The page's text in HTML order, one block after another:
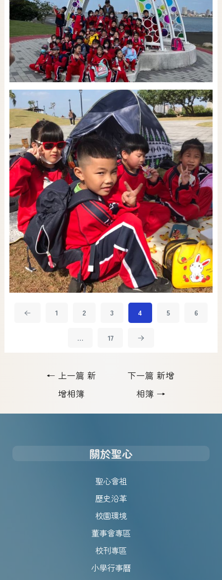
1 2 3 4 5 6
… 17
← 上一篇 新
增相簿
下一篇 新增
相簿 →
關於聖心
聖心會祖
歷史沿革
校園環境
董事會專區
校刊專區
小學行事曆